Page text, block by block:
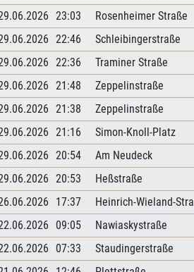
23:03 Rosenheimer Straße
22:46 Schleibingerstraße
22:36 Traminer Straße
21:48 Zeppelinstraße
21:38 Zeppelinstraße
21:16 Simon-Knoll-Platz
20:54 Am Neudeck
20:53 Heßstraße
17:37 Heinrich-Wieland-
09:05 Nawiaskystraße
07:33 Staudingerstraße